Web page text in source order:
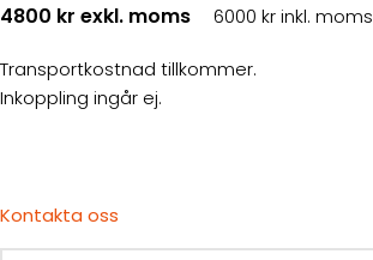
4800 kr exkl. moms 6000 kr inkl. moms
Transportkostnad tillkommer.
Inkoppling ingår ej.
Kontakta oss